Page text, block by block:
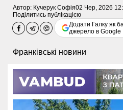
Автор: Кучерук Софія02 Чер, 2026
Поділитись публікацією
Додати Галку як
джерело в Google
Франківські новини